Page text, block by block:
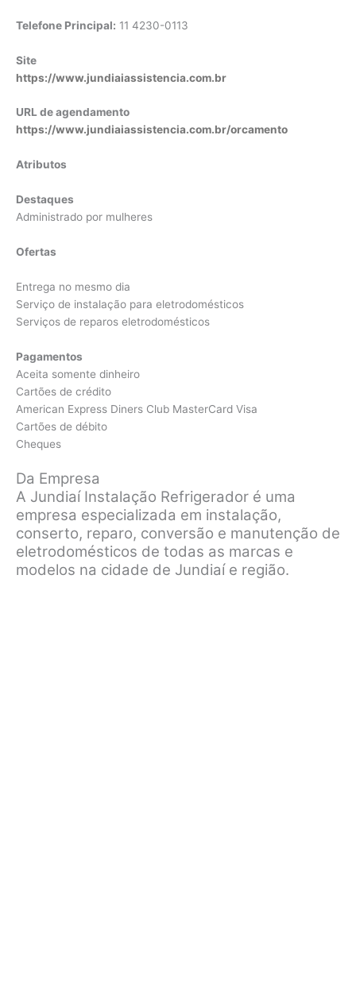
Telefone Principal: 11 4230-0113
Site
https://www.jundiaiassistencia.com.br
URL de agendamento
https://www.jundiaiassistencia.com.br/orcamento
Atributos
Destaques
Administrado por mulheres
Ofertas
Entrega no mesmo dia
Serviço de instalação para eletrodomésticos
Serviços de reparos eletrodomésticos
Pagamentos
Aceita somente dinheiro
Cartões de crédito
American Express Diners Club MasterCard Visa
Cartões de débito
Cheques
Da Empresa
A Jundiaí Instalação Refrigerador é uma
empresa especializada em instalação,
conserto, reparo, conversão e manutenção de
eletrodomésticos de todas as marcas e
modelos na cidade de Jundiaí e região.